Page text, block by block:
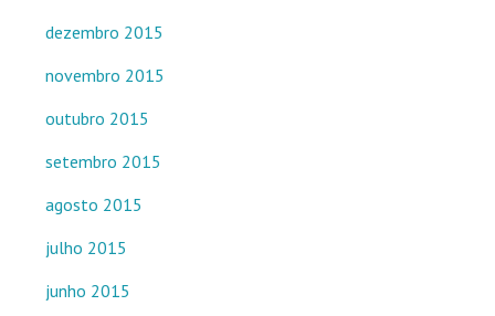
dezembro 2015
novembro 2015
outubro 2015
setembro 2015
agosto 2015
julho 2015
junho 2015